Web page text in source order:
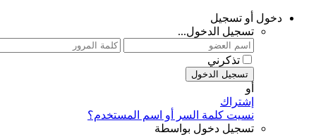
دخول أو تسجيل
تسجيل الدخول...
تذكرني
تسجيل الدخول
أو
إشتراك
نسيت كلمة السر أو اسم المستخدم؟
تسجيل دخول بواسطة